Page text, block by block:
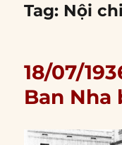
Tag: Nội
18/07/
Ban Nha